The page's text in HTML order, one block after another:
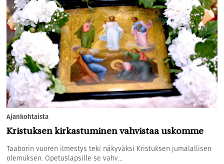
Ajankohtaista
Kristuksen kirkastuminen vahvistaa uskomme
Taaborin vuoren ilmestys teki näkyväksi Kristuksen jumalallisen
olemuksen. Opetuslapsille se vahv...